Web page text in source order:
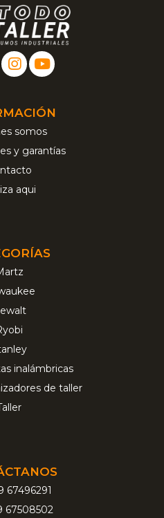
somos
y garantías
aqui
inalámbricas
de taller
67496291
67508502